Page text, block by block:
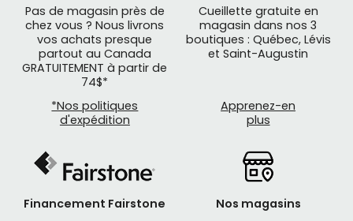
Pas de magasin près de
chez vous ? Nous livrons
vos achats presque
partout au Canada
GRATUITEMENT à partir de
74$*
*Nos politiques
d'expédition
Cueillette gratuite en
magasin dans nos 3
boutiques : Québec, Lévis
et Saint-Augustin
Apprenez-en
plus
Financement Fairstone Nos magasins